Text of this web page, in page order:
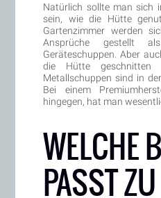
Natürlich sollte man sich
sein, wie die Hütte
Gartenzimmer werden
Ansprüche gestellt
Geräteschuppen. Aber
die Hütte geschnitten
Metallschuppen sind in
Bei einem
hingegen, hat man
WELCHE
PASST